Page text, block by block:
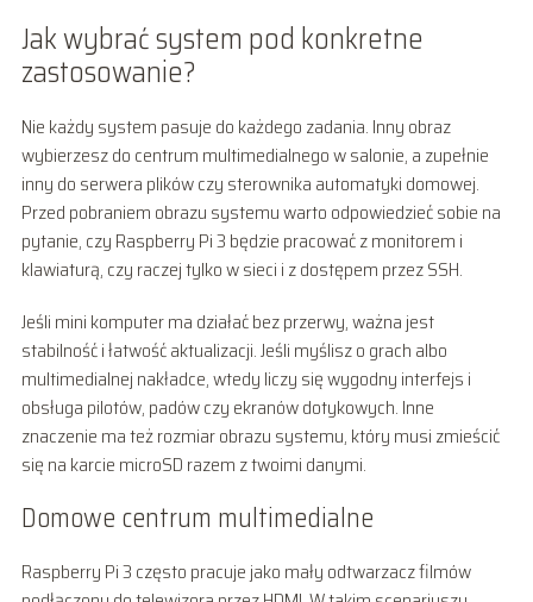
Jak wybrać system pod konkretne
zastosowanie?
Nie każdy system pasuje do każdego zadania. Inny obraz
wybierzesz do centrum multimedialnego w salonie, a zupełnie
inny do serwera plików czy sterownika automatyki domowej.
Przed pobraniem obrazu systemu warto odpowiedzieć sobie na
pytanie, czy Raspberry Pi 3 będzie pracować z monitorem i
klawiaturą, czy raczej tylko w sieci i z dostępem przez SSH.
Jeśli mini komputer ma działać bez przerwy, ważna jest
stabilność i łatwość aktualizacji. Jeśli myślisz o grach albo
multimedialnej nakładce, wtedy liczy się wygodny interfejs i
obsługa pilotów, padów czy ekranów dotykowych. Inne
znaczenie ma też rozmiar obrazu systemu, który musi zmieścić
się na karcie microSD razem z twoimi danymi.
Domowe centrum multimedialne
Raspberry Pi 3 często pracuje jako mały odtwarzacz filmów